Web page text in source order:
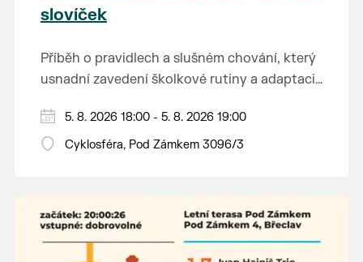
slovíček
Příběh o pravidlech a slušném chování, který
usnadní zavedení školkové rutiny a adaptaci
Hraje se jen za příznivého počasí.
Vstupné dobrovolné.
5. 8. 2026 18:00 - 5. 8. 2026 19:00
Cyklosféra, Pod Zámkem 3096/3